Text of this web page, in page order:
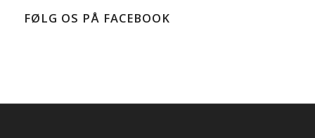
FØLG OS PÅ FACEBOOK